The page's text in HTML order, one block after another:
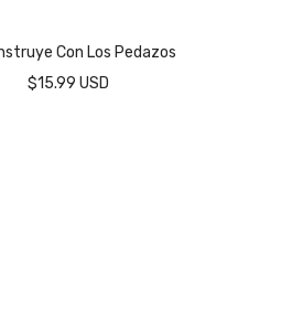
Con Los Pedazos
$15.99 USD